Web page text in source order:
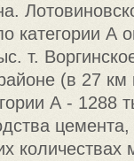
категории А
т.
(в 27 км
А - 1288
цемента,
количествах